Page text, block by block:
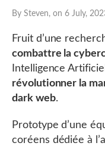
By Steven, on 6 July,
Fruit d’une
combattre la
Intelligence
révolutionner la
dark web.
Prototype d’une
coréens dédiée à